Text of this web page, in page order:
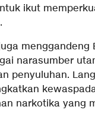
ikut
menggandeng
narasumber
penyuluhan.
narkotika yang